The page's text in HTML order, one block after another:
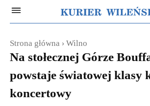
Strona główna Wilno
Na stołecznej Górze
powstaje światowej klasy
koncertowy